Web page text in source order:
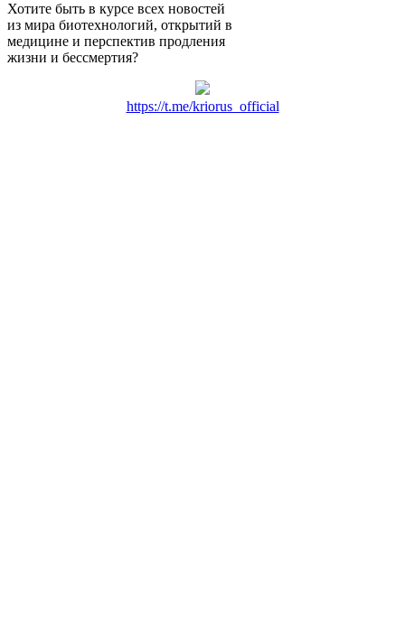
Хотите быть в курсе всех новостей
из мира биотехнологий, открытий в
медицине и перспектив продления
жизни и бессмертия?
https://t.me/kriorus_official